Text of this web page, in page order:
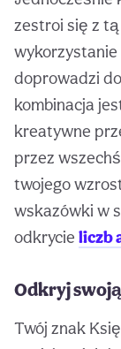
zestroi się z
doprowadzi
kombinacja
kreatywne
przez
twojego
wskazówki w
odkrycie liczb
Odkryj
Twój znak